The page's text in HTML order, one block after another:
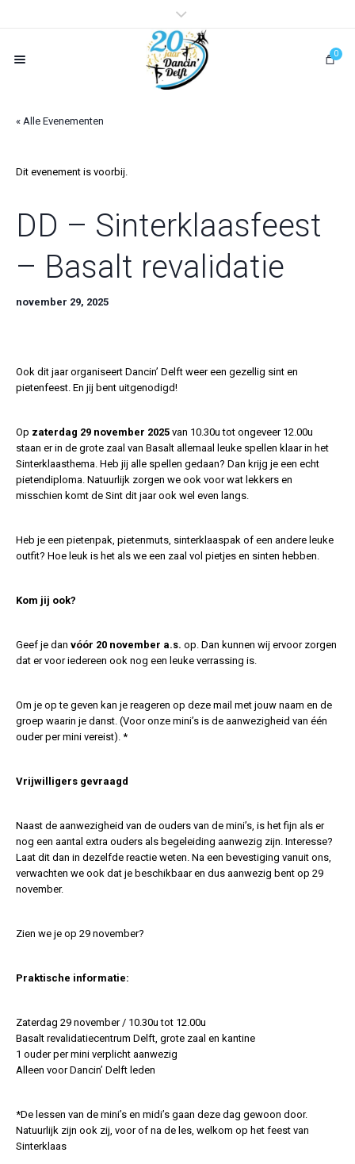
0
« Alle Evenementen
Dit evenement is voorbij.
DD – Sinterklaasfeest
– Basalt revalidatie
november 29, 2025
Ook dit jaar organiseert Dancin’ Delft weer een gezellig sint en
pietenfeest. En jij bent uitgenodigd!
Op zaterdag 29 november 2025 van 10.30u tot ongeveer 12.00u
staan er in de grote zaal van Basalt allemaal leuke spellen klaar in het
Sinterklaasthema. Heb jij alle spellen gedaan? Dan krijg je een echt
pietendiploma. Natuurlijk zorgen we ook voor wat lekkers en
misschien komt de Sint dit jaar ook wel even langs.
Heb je een pietenpak, pietenmuts, sinterklaaspak of een andere leuke
outfit? Hoe leuk is het als we een zaal vol pietjes en sinten hebben.
Kom jij ook?
Geef je dan vóór 20 november a.s. op. Dan kunnen wij ervoor zorgen
dat er voor iedereen ook nog een leuke verrassing is.
Om je op te geven kan je reageren op deze mail met jouw naam en de
groep waarin je danst. (Voor onze mini’s is de aanwezigheid van één
ouder per mini vereist). *
Vrijwilligers gevraagd
Naast de aanwezigheid van de ouders van de mini’s, is het fijn als er
nog een aantal extra ouders als begeleiding aanwezig zijn. Interesse?
Laat dit dan in dezelfde reactie weten. Na een bevestiging vanuit ons,
verwachten we ook dat je beschikbaar en dus aanwezig bent op 29
november.
Zien we je op 29 november?
Praktische informatie:
Zaterdag 29 november / 10.30u tot 12.00u
Basalt revalidatiecentrum Delft, grote zaal en kantine
1 ouder per mini verplicht aanwezig
Alleen voor Dancin’ Delft leden
*De lessen van de mini’s en midi’s gaan deze dag gewoon door.
Natuurlijk zijn ook zij, voor of na de les, welkom op het feest van
Sinterklaas